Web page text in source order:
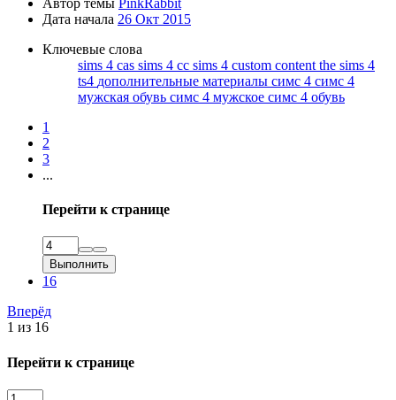
Дата начала 26 Окт 2015
Ключевые слова
sims 4 cas sims 4 cc sims 4 custom content the sims 4
ts4 дополнительные материалы симс 4 симс 4
мужская обувь симс 4 мужское симс 4 обувь
1
2
3
...
Перейти к странице
Выполнить
16
Вперёд
1 из 16
Перейти к странице